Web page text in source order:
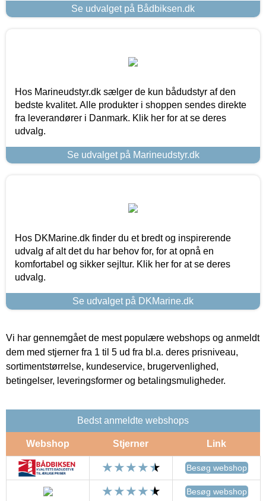
Se udvalget på Bådbiksen.dk
Hos Marineudstyr.dk sælger de kun bådudstyr af den
bedste kvalitet. Alle produkter i shoppen sendes direkte
fra leverandører i Danmark. Klik her for at se deres
udvalg.
Se udvalget på Marineudstyr.dk
Hos DKMarine.dk finder du et bredt og inspirerende
udvalg af alt det du har behov for, for at opnå en
komfortabel og sikker sejltur. Klik her for at se deres
udvalg.
Se udvalget på DKMarine.dk
Vi har gennemgået de mest populære webshops og anmeldt
dem med stjerner fra 1 til 5 ud fra bl.a. deres prisniveau,
sortimentstørrelse, kundeservice, brugervenlighed,
betingelser, leveringsformer og betalingsmuligheder.
Bedst anmeldte webshops
Webshop Stjerner Link
Besøg webshop
Besøg webshop